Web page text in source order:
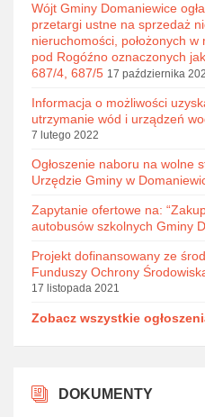
Wójt Gminy Domaniewice
przetargi ustne na sprzedaż
nieruchomości, położonych
pod Rogóźno oznaczonych
687/4, 687/5 17 października
Informacja o możliwości
utrzymanie wód i urządzeń
7 lutego 2022
Ogłoszenie naboru na wolne
Urzędzie Gminy w
Zapytanie ofertowe na:
autobusów szkolnych Gminy
Projekt dofinansowany ze
Funduszy Ochrony
17 listopada 2021
Zobacz wszystkie
DOKUMENTY